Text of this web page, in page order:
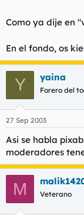
Como ya dije en
En el fondo, os
Y yaina
Forero del
27 Sep 2003
Asi se habla
moderadores
M Veterano